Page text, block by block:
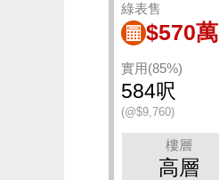
綠表售
$570萬
實用(85%)
584呎
(@$9,760)
樓層
高層